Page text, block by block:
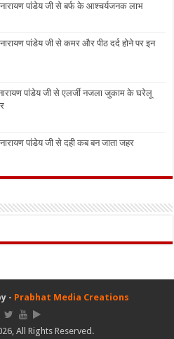
पांडेय जी से बर्फ के आश्चर्यजनक लाभ
पांडेय जी से कमर और पीठ दर्द होने पर इन
पांडेय जी से एलर्जी नजला जुकाम के घरेलू
पांडेय जी से दही कब बन जाता जहर
- Prabhat Media Creations
All Rights Reserved.